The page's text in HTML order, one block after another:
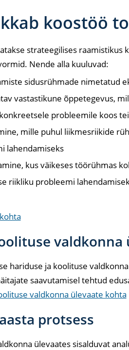
koostöö
strateegilises
Nende alla kuuluvad:
sidusrühmade nimetatud
vastastikune õppetegevus,
probleemile koos
mille puhul liikmesriikide
lahendamiseks
kus väikeses töörühmas
riikliku probleemi
valdkonna
hariduse ja koolituse
saavutamisel tehtud
valdkonna ülevaate kohta
protsess
ülevaates sisalduvat